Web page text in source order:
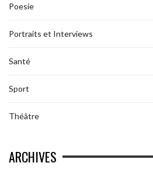
Poesie
Portraits et Interviews
Santé
Sport
Théâtre
ARCHIVES